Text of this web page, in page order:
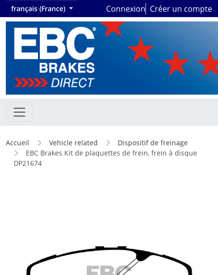
français (France) Connexion Créer un compte
Accueil Vehicle related
Dispositif de freinage
EBC Brakes Kit de plaquettes de frein, frein à disque
DP21674